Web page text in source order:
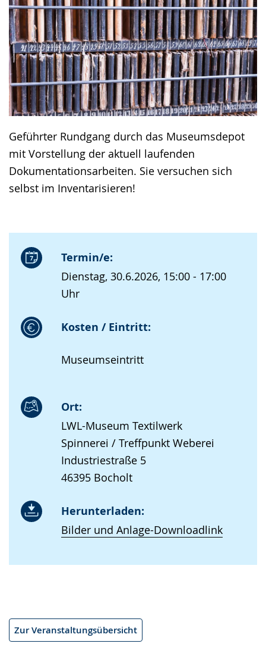
Geführter Rundgang durch das Museumsdepot
mit Vorstellung der aktuell laufenden
Dokumentationsarbeiten. Sie versuchen sich
selbst im Inventarisieren!
Termin/e:
Dienstag, 30.6.2026, 15:00 - 17:00
Uhr
Kosten / Eintritt:
Museumseintritt
Ort:
LWL-Museum Textilwerk
Spinnerei / Treffpunkt Weberei
Industriestraße 5
46395 Bocholt
Herunterladen:
Bilder und Anlage-Downloadlink
Zur Veranstaltungsübersicht